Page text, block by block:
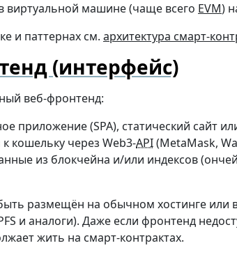
виртуальной машине (чаще всего EVM)
и паттернах см. архитектура смарт-
(интерфейс)
веб-фронтенд:
приложение (SPA), статический сайт
кошельку через Web3-API(MetaMask,
из блокчейна и/или индексов
размещён на обычном хостинге или
и аналоги). Даже если фронтенд
жить на смарт-контрактах.